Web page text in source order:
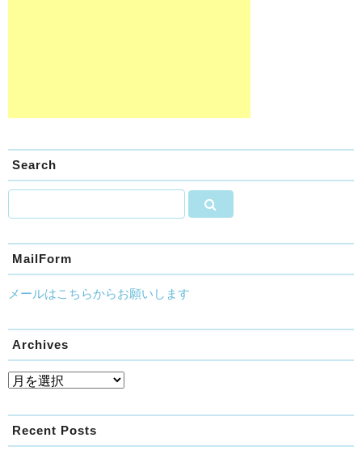
Search
MailForm
メールはこちらからお願いします
Archives
Recent Posts